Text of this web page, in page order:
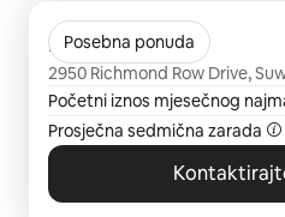
Posebna ponuda
Richmond Row
2950 Richmond Row Drive,
Početni iznos mjesečnog
Prosječna sedmična zarada